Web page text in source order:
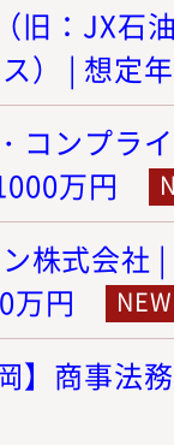
旧：JX石
） | 想定
コンプラ
万円
株式会社
万円
】商事法